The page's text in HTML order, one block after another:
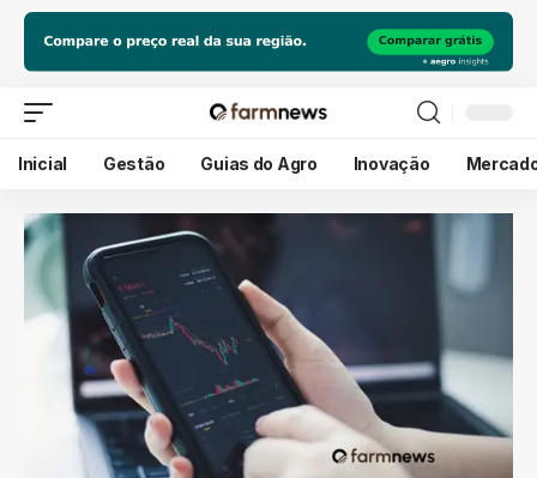
Inicial Gestão Guias do Agro Inovação